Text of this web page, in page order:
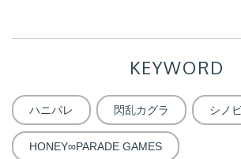
KEYWORD
ハニパレ 閃乱カグラ シノ
HONEY∞PARADE GAMES